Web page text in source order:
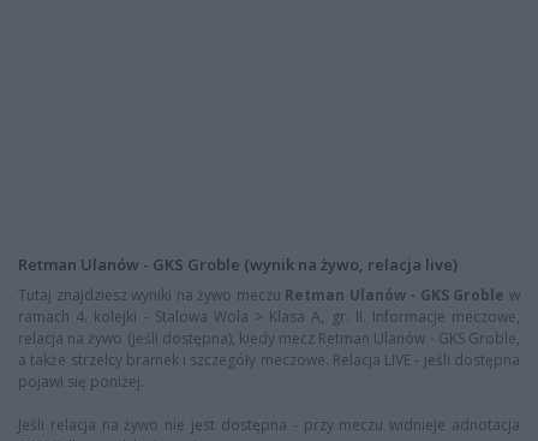
Retman Ulanów - GKS Groble (wynik na żywo, relacja live)
Tutaj znajdziesz wyniki na żywo meczu Retman Ulanów - GKS Groble w
ramach 4. kolejki - Stalowa Wola > Klasa A, gr. II. Informacje meczowe,
relacja na żywo (jeśli dostępna), kiedy mecz Retman Ulanów - GKS Groble,
a także strzelcy bramek i szczegóły meczowe. Relacja LIVE - jeśli dostępna
pojawi się poniżej.
Jeśli relacja na żywo nie jest dostępna - przy meczu widnieje adnotacja